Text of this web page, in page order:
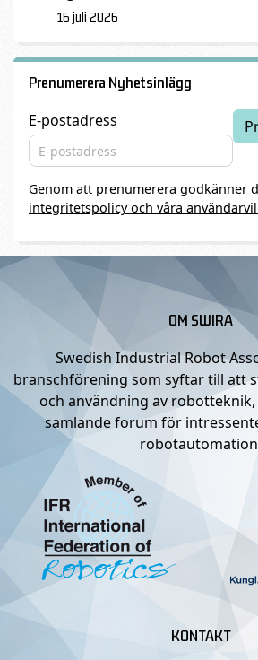
16 juli 2026
Prenumerera Nyhetsinlägg
E-postadress
Genom att prenumerera godkänner
integritetspolicy och våra
OM SWIRA
Swedish Industrial Robot
branschförening som syftar till att
och användning av
samlande forum för
KONTAKT